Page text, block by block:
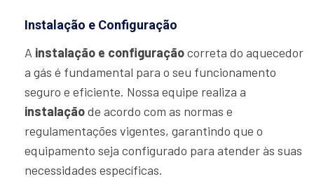
Instalação e Configuração
A instalação e configuraçãocorreta do aquecedor
a gás é fundamental para o seu funcionamento
seguro e eficiente. Nossa equipe realiza a
instalaçãode acordo com as normas e
regulamentações vigentes, garantindo que o
equipamento seja configurado para atender às suas
necessidades específicas.